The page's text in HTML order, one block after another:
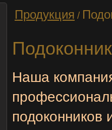
Продукция /
Наша
подоконников